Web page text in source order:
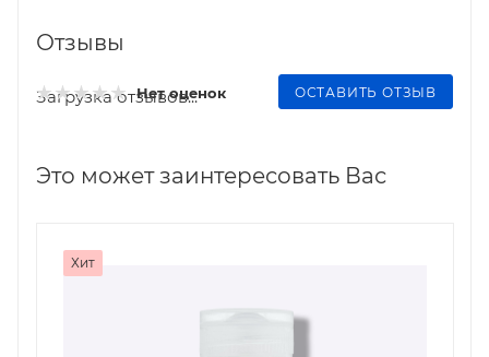
Отзывы
Нет оценок ОСТАВИТЬ ОТЗЫВ
Загрузка отзывов...
Это может заинтересовать Вас
Хит